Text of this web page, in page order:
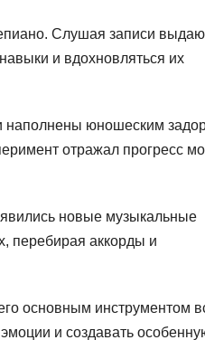
Слушая записи
и вдохновляться их
наполнены юношеским
отражал прогресс
новые музыкальные
перебирая аккорды и
основным инструментом
и создавать